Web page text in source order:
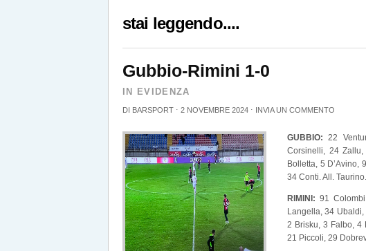
stai leggendo....
Gubbio-Rimini 1-0
IN EVIDENZA
DI BARSPORT ⋅ 2 NOVEMBRE 2024 ⋅ INVIA UN COMMENTO
GUBBIO:22
Corsinelli, 24
Bolletta, 5 D’Avino,
34 Conti. All. Taurino.
RIMINI: 91
Langella, 34 Ubaldi,
2 Brisku, 3 Falbo, 4
21 Piccoli, 29